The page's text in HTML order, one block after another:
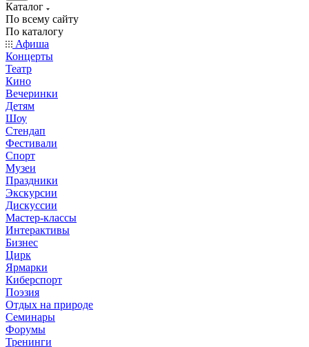
Каталог
По всему сайту
По каталогу
Афиша
Концерты
Театр
Кино
Вечеринки
Детям
Шоу
Стендап
Фестивали
Спорт
Музеи
Праздники
Экскурсии
Дискуссии
Мастер-классы
Интерактивы
Бизнес
Цирк
Ярмарки
Киберспорт
Поэзия
Отдых на природе
Семинары
Форумы
Тренинги